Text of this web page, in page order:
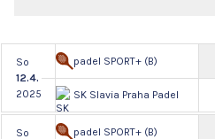
So
12.4.
2025
padel SPORT+ (B)
SK Slavia Praha Padel
So
padel SPORT+ (B)